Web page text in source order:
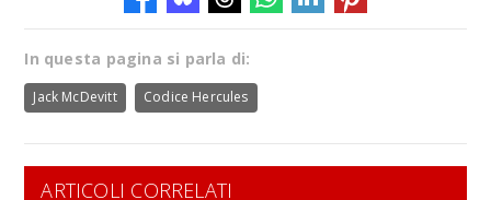
In questa pagina si parla di:
Jack McDevitt Codice Hercules
ARTICOLI CORRELATI